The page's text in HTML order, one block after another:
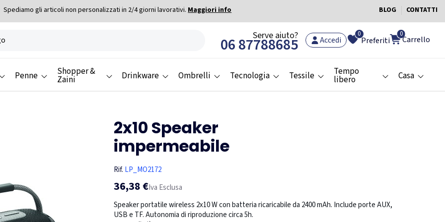
Spediamo gli articoli non personalizzati in 2/4 giorni lavorativi.Maggiori info BLOG CONTATTI
Serve aiuto?
06 87788685 Accedi Preferiti
0 0
Carrello
Penne Shopper &
Zaini Drinkware Ombrelli Tecnologia Tessile Tempo
libero Casa
2x10 Speaker
impermeabile
Rif. LP_MO2172
36,38 €Iva Esclusa
Speaker portatile wireless 2x10 W con batteria ricaricabile da 2400 mAh. Include porte AUX,
USB e TF. Autonomia di riproduzione circa 5h.